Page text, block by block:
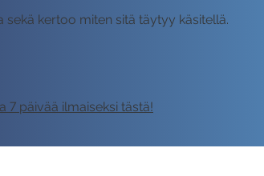
kertoo miten sitä täytyy käsitellä.
7 päivää ilmaiseksi tästä!